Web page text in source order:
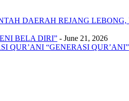
DAERAH REJANG
BELA DIRI” - June 21, 2026
QUR’ANI “GENERASI QUR’ANI”